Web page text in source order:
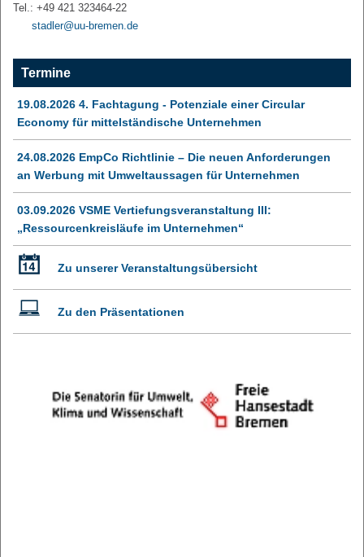
Tel.: +49 421 323464-22
stadler@uu-bremen.de
Termine
19.08.2026 4. Fachtagung - Potenziale einer Circular
Economy für mittelständische Unternehmen
24.08.2026 EmpCo Richtlinie – Die neuen Anforderungen
an Werbung mit Umweltaussagen für Unternehmen
03.09.2026 VSME Vertiefungsveranstaltung III:
„Ressourcenkreisläufe im Unternehmen“
Zu unserer Veranstaltungsübersicht
Zu den Präsentationen